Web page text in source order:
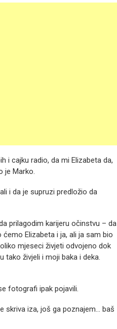
i cajku radio, da mi Elizabeta da,
je Marko.
i da je supruzi predložio da
prilagodim karijeru očinstvu – da
Elizabeta i ja, ali ja sam bio
mjeseci živjeti odvojeno dok
tako živjeli i moji baka i deka.
fotografi ipak pojavili.
skriva iza, još ga poznajem… baš